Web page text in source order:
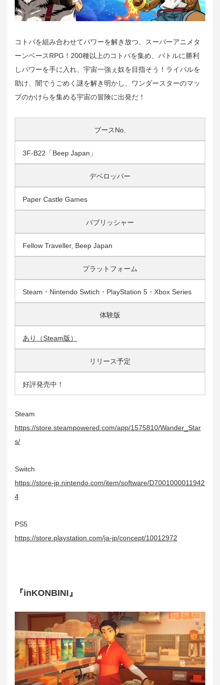
コトバを組み合わせてパワーを解き放つ、スーパーアニメタ
ーンベースRPG！200種以上のコトバを集め、バトルに勝利
しパワーを手に入れ、宇宙一強ぇ奴を目指そう！ライバルを
助け、闇でうごめく謎を解き明かし、ワンダースターのマッ
プのかけらを集める宇宙の冒険に出発だ！
ブースNo.
3F-B22「Beep Japan」
デベロッパー
Paper Castle Games
パブリッシャー
Fellow Traveller, Beep Japan
プラットフォーム
Steam・Nintendo Swtich・PlayStation 5・Xbox Series
体験版
あり（Steam版）
リリース予定
好評発売中！
Steam
https://store.steampowered.com/app/1575810/Wander_Star
s/
Switch
https://store-jp.nintendo.com/item/software/D7001000011942
4
PS5
https://store.playstation.com/ja-jp/concept/10012972
『inKONBINI』